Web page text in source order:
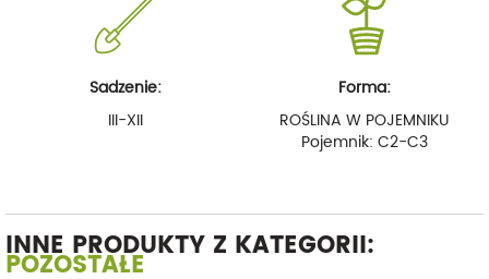
Sadzenie:
III-XII
Forma:
ROŚLINA W POJEMNIKU
Pojemnik: C2-C3
INNE PRODUKTY Z KATEGORII:
POZOSTAŁE